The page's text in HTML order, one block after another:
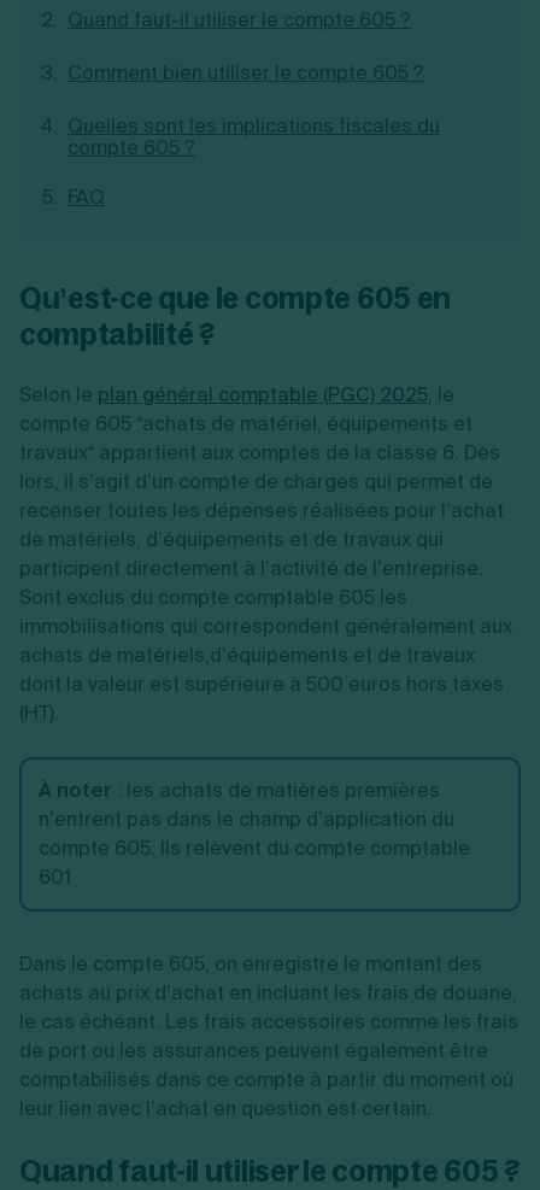
Toutes les modifications
Je souhaite être accompagné
Découvrez notre cabinet d'expertise
Création d'EURL
Création de SARL
Création de SCI
Création d'association
Ouverture compte pro
Création d'entreprise
Quand faut-il utiliser le compte 605 ?
Comment bien utiliser le compte 605 ?
Quelles sont les implications fiscales du
compte 605 ?
FAQ
Qu’est-ce que le compte 605 en
comptabilité ?
Selon le plan général comptable (PGC) 2025, le
compte 605 “achats de matériel, équipements et
travaux“ appartient aux comptes de la classe 6. Dès
lors, il s’agit d’un compte de charges qui permet de
recenser toutes les dépenses réalisées pour l’achat
de matériels, d’équipements et de travaux qui
participent directement à l’activité de l’entreprise.
Sont exclus du compte comptable 605 les
immobilisations qui correspondent généralement aux
achats de matériels,d’équipements et de travaux
dont la valeur est supérieure à 500 euros hors taxes
(HT).
À noter : les achats de matières premières
n’entrent pas dans le champ d’application du
compte 605. Ils relèvent du compte comptable
601
Dans le compte 605, on enregistre le montant des
achats au prix d’achat en incluant les frais de douane,
le cas échéant. Les frais accessoires comme les frais
de port ou les assurances peuvent également être
comptabilisés dans ce compte à partir du moment où
leur lien avec l’achat en question est certain.
Quand faut-il utiliser le compte 605 ?